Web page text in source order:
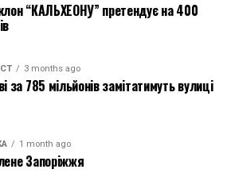
“КАЛЬХЕОНУ” претендує на 400
3 months ago
за 785 мільйонів замітатимуть вулиці
1 month ago
Запоріжжя